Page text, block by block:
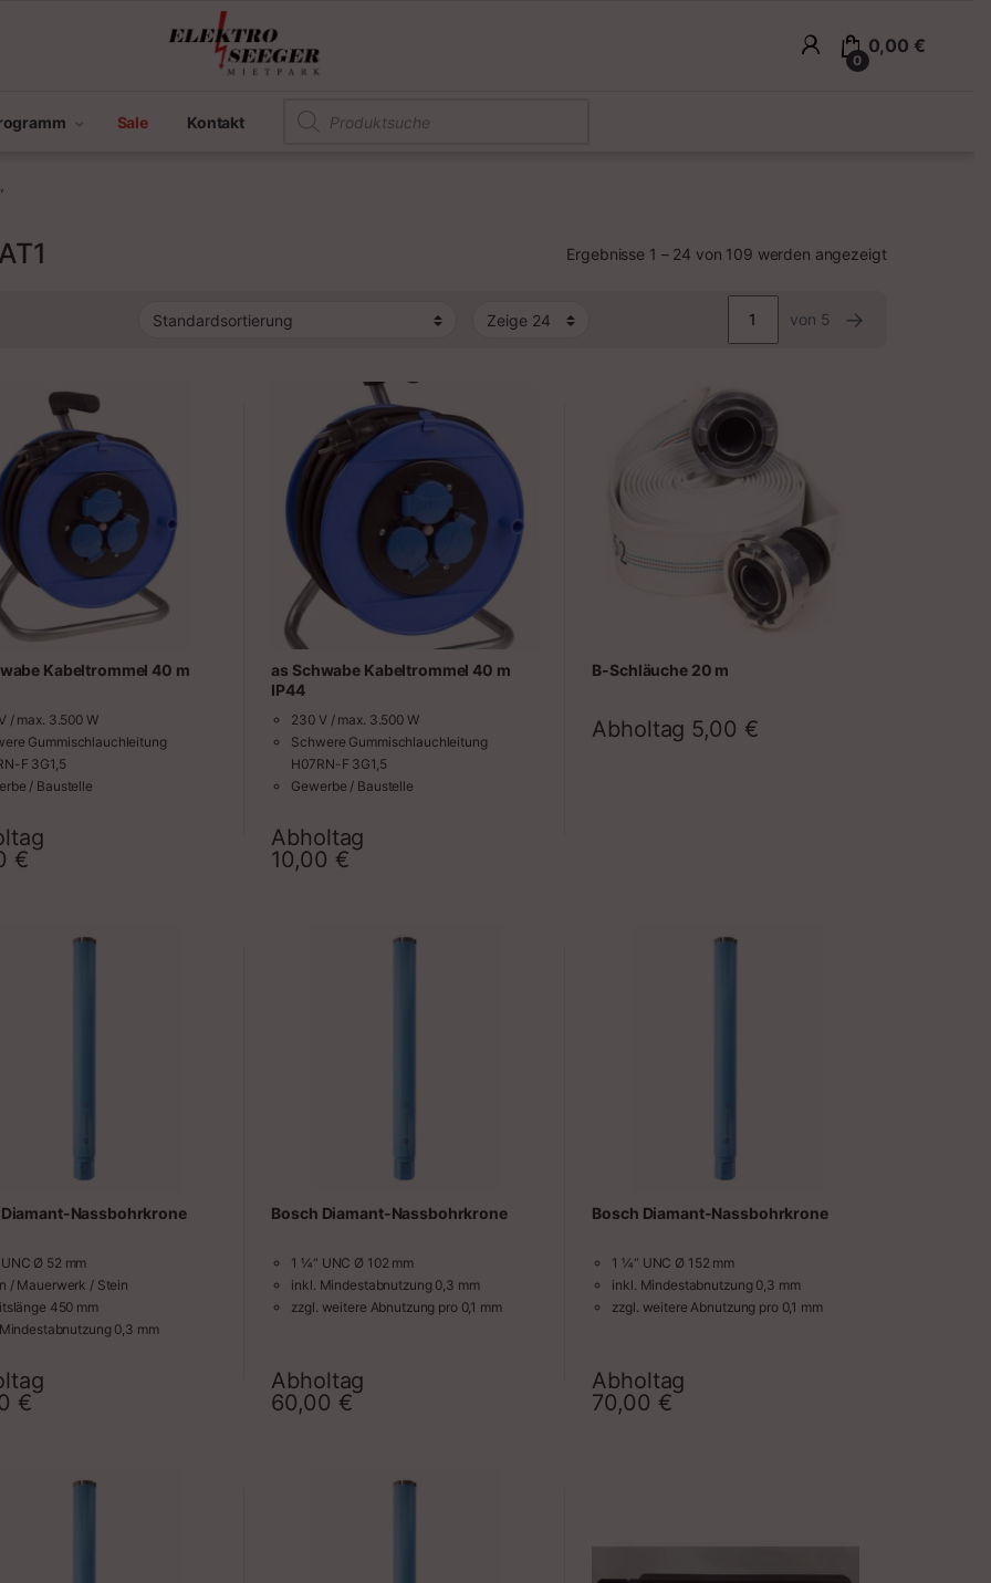
0
0,00 €
Sale Kontakt
Products search
Ergebnisse 1 – 24 von 109 werden angezeigt
von 5 →
Kabeltrommel 40 m
/ max. 3.500 W
Gummischlauchleitung
F 3G1,5
/ Baustelle
Schutzkontaktsteckdosen
€
as Schwabe Kabeltrommel 40 m
IP44
230 V / max. 3.500 W
Schwere Gummischlauchleitung
H07RN-F 3G1,5
Gewerbe / Baustelle
3 Stück Schutzkontaktsteckdosen
Abholtag
10,00 €
B-Schläuche 20 m
Abholtag 5,00 €
Nassbohrkrone
Ø 52 mm
/ Mauerwerk / Stein
450 mm
0,3 mm
€
Bosch Diamant-Nassbohrkrone
1 ¼“ UNC Ø 102 mm
inkl. Mindestabnutzung 0,3 mm
zzgl. weitere Abnutzung pro 0,1 mm
Abholtag
60,00 €
Bosch Diamant-Nassbohrkrone
1 ¼“ UNC Ø 152 mm
inkl. Mindestabnutzung 0,3 mm
zzgl. weitere Abnutzung pro 0,1 mm
Abholtag
70,00 €